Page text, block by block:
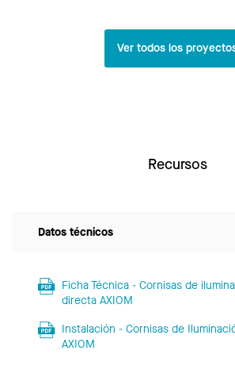
Ver todos los
Recursos
Datos técnicos
Ficha Técnica - Cornisas de
directa AXIOM
Instalación - Cornisas de
AXIOM